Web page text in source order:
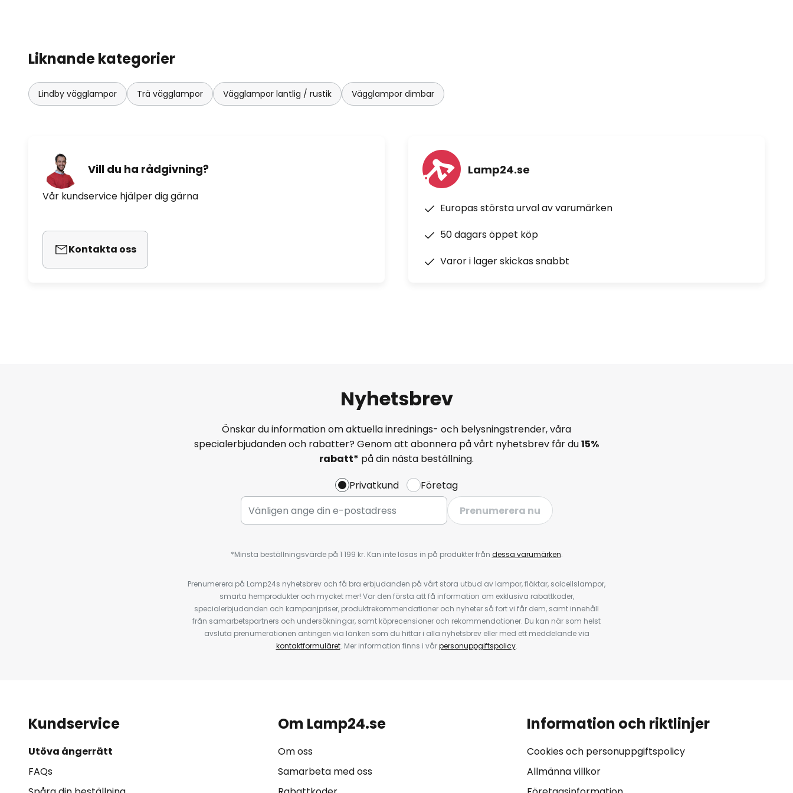
Liknande kategorier
Lindby vägglampor Trä vägglampor Vägglampor lantlig / rustik Vägglampor dimbar
Vill du ha rådgivning?
Vår kundservice hjälper dig gärna
Kontakta oss
Lamp24.se
Europas största urval av varumärken
50 dagars öppet köp
Varor i lager skickas snabbt
Nyhetsbrev
Önskar du information om aktuella inrednings- och belysningstrender, våra
specialerbjudanden och rabatter? Genom att abonnera på vårt nyhetsbrev får du15%
rabatt* på din nästa beställning.
Privatkund
Företag
Prenumerera nu
*Minsta beställningsvärde på 1 199 kr. Kan inte lösas in på produkter från dessa varumärken.
Prenumerera på Lamp24s nyhetsbrev och få bra erbjudanden på vårt stora utbud av lampor, fläktar, solcellslampor,
smarta hemprodukter och mycket mer! Var den första att få information om exklusiva rabattkoder,
specialerbjudanden och kampanjpriser, produktrekommendationer och nyheter så fort vi får dem, samt innehåll
från samarbetspartners och undersökningar, samt köprecensioner och rekommendationer. Du kan när som helst
avsluta prenumerationen antingen via länken som du hittar i alla nyhetsbrev eller med ett meddelande via
kontaktformuläret. Mer information finns i vårpersonuppgiftspolicy.
Kundservice
Utöva ångerrätt
FAQs
Om Lamp24.se
Om oss
Samarbeta med oss
Information och riktlinjer
Cookies och personuppgiftspolicy
Allmänna villkor